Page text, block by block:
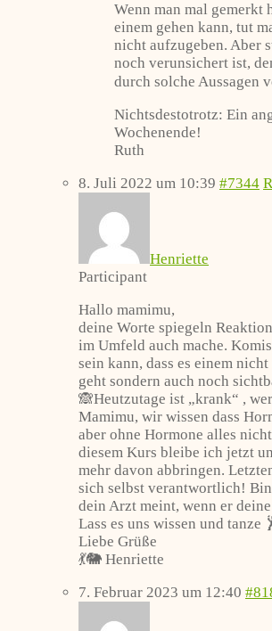
Wenn man mal gemerkt
einem gehen kann, tut
nicht aufzugeben. Aber
noch verunsichert ist,
durch solche Aussagen
Nichtsdestotrotz: Ein
Wochenende!
Ruth
8. Juli 2022 um 10:39 #7344
Henriette
Participant
Hallo mamimu,
deine Worte spiegeln
im Umfeld auch mache.
sein kann, dass es einem
geht sondern auch noch
🙈Heutzutage ist „krank“ ,
Mamimu, wir wissen dass
aber ohne Hormone alles
diesem Kurs bleibe ich jetzt
mehr davon abbringen.
sich selbst verantwortlich! Bin
dein Arzt meint, wenn er
Lass es uns wissen und tanze
Liebe Grüße
💃🐘 Henriette
7. Februar 2023 um 12:40